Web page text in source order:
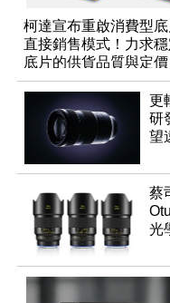
柯達宣布重啟消費型
直接銷售模式！力求穩
底片的供貨品質與定價
更
研
望
蔡
光